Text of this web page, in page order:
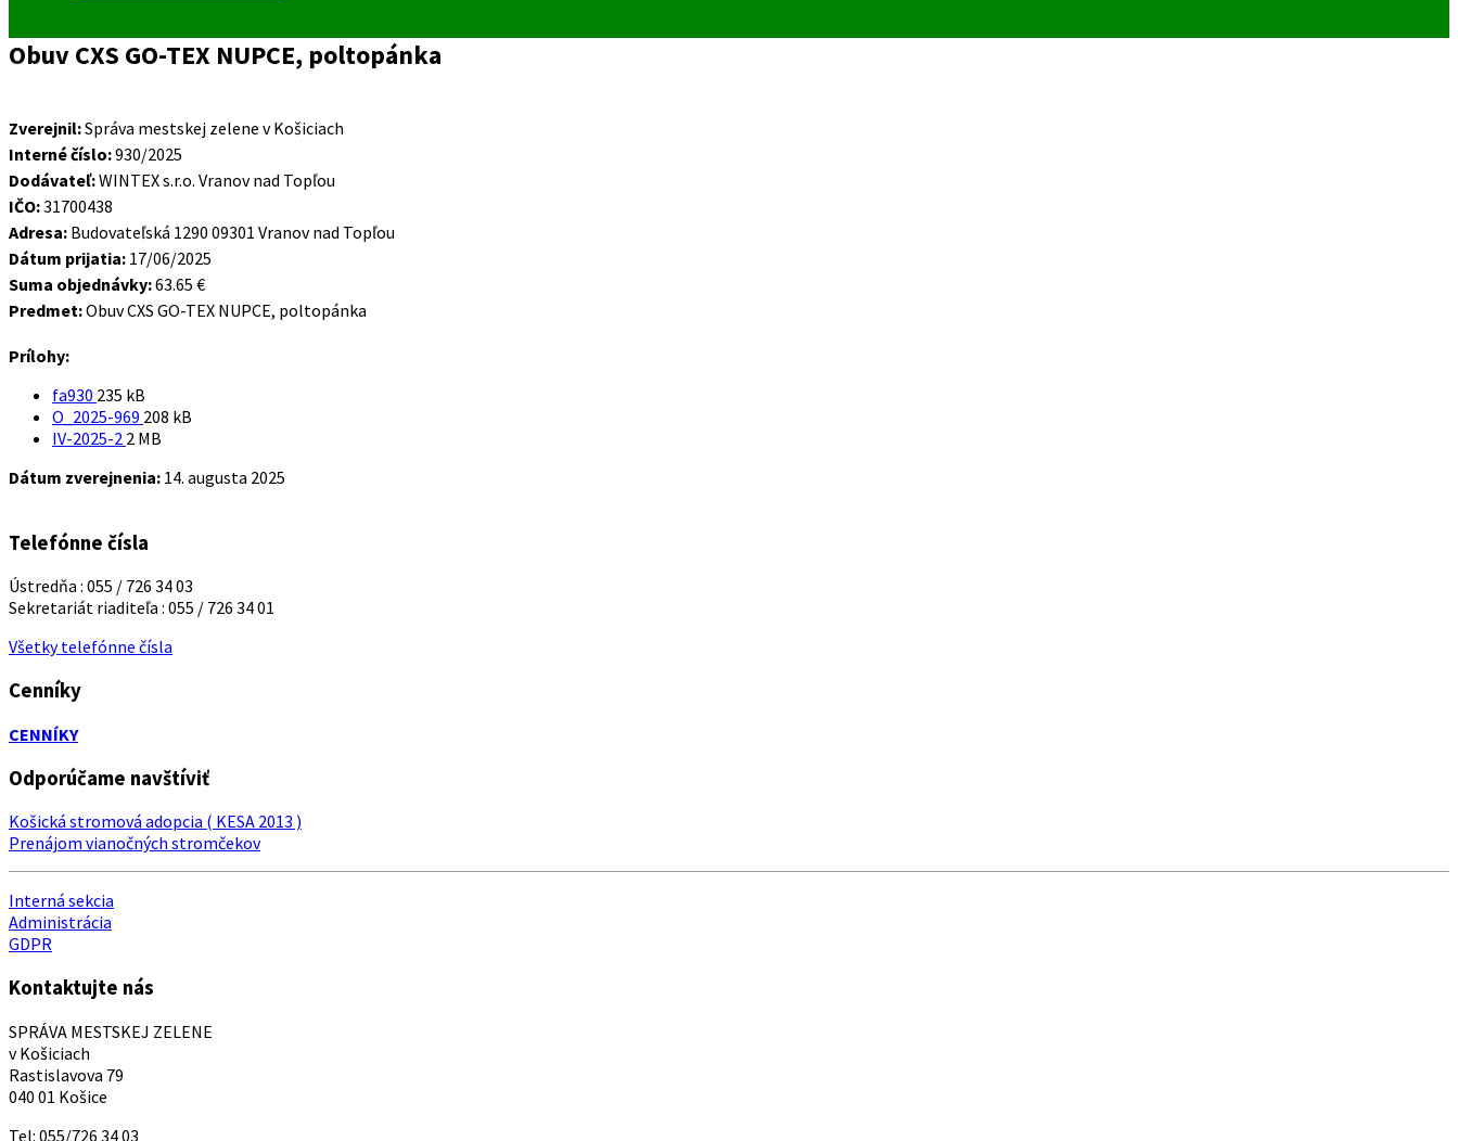
Obuv CXS GO-TEX NUPCE, poltopánka
Zverejnil:Správa mestskej zelene v Košiciach
Interné číslo:930/2025
Dodávateľ:WINTEX s.r.o. Vranov nad Topľou
IČO:31700438
Adresa: Budovateľská 1290 09301 Vranov nad Topľou
Dátum prijatia: 17/06/2025
Suma objednávky:63.65 €
Predmet:Obuv CXS GO-TEX NUPCE, poltopánka
Prílohy:
fa930 Veľkosť
súboru:
235 kB
O_2025-969 Veľkosť
súboru:
208 kB
IV-2025-2 Veľkosť
2 MB
Dátum zverejnenia: 14. augusta 2025
Telefónne čísla
Ústredňa : 055 / 726 34 03
Sekretariát riaditeľa : 055 / 726 34 01
Všetky telefónne čísla
Cenníky
CENNÍKY
Odporúčame navštíviť
Košická stromová adopcia ( KESA 2013 )
Prenájom vianočných stromčekov
Interná sekcia
Administrácia
GDPR
Kontaktujte nás
SPRÁVA MESTSKEJ ZELENE
v Košiciach
Rastislavova 79
040 01 Košice
Tel: 055/726 34 03